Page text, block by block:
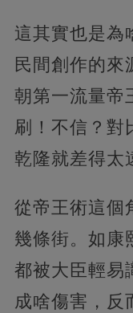
這其實也是為
民間創作的來
朝第一流量帝
刷！不信？對
乾隆就差得太
從帝王術這個
幾條街。如康
都被大臣輕易
成啥傷害，反